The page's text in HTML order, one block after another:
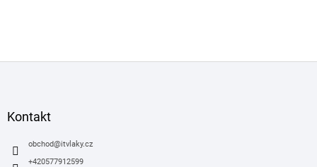
Kontakt
obchod@itvlaky.cz
+420577912599